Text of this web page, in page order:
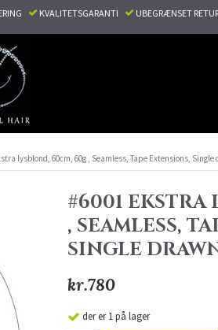
KVALITETSGARANTI UBEGRÆNSET
lysblond, 60cm, 60g , Seamless, Tape Extensions, Single
#6001 EKSTRA
, SEAMLESS,
SINGLE
kr.780
der er 1 på lager